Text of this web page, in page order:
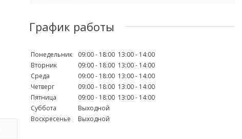
График работы
Понедельник 09:00 18:00 13:00
14:00
Вторник
09:00 18:00 13:00
14:00
Среда
09:00 18:00 13:00
14:00
Четверг
09:00 18:00 13:00
14:00
Пятница
09:00 18:00 13:00
14:00
Суббота
Выходной
Воскресенье
Выходной